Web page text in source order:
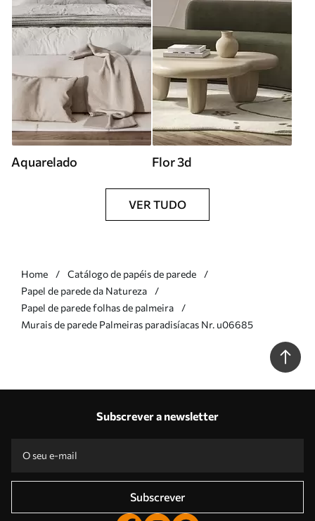
Aquarelado Flor 3d
VER TUDO
Home
Catálogo de papéis de parede
Papel de parede da Natureza
Papel de parede folhas de palmeira
Murais de parede Palmeiras paradisíacas Nr. u06685
Subscrever a newsletter
Subscrever